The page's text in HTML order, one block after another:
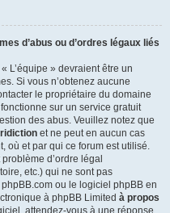
d’abus ou d’ordres légaux liés
L’équipe » devraient être un
Si vous n’obtenez aucune
le propriétaire du domaine
sur un service gratuit
des abus. Veuillez notez que
et ne peut en aucun cas
où et par qui ce forum est utilisé.
d’ordre légal
etc.) qui ne sont pas
ou le logiciel phpBB en
à phpBB Limited à propos
attendez-vous à une réponse